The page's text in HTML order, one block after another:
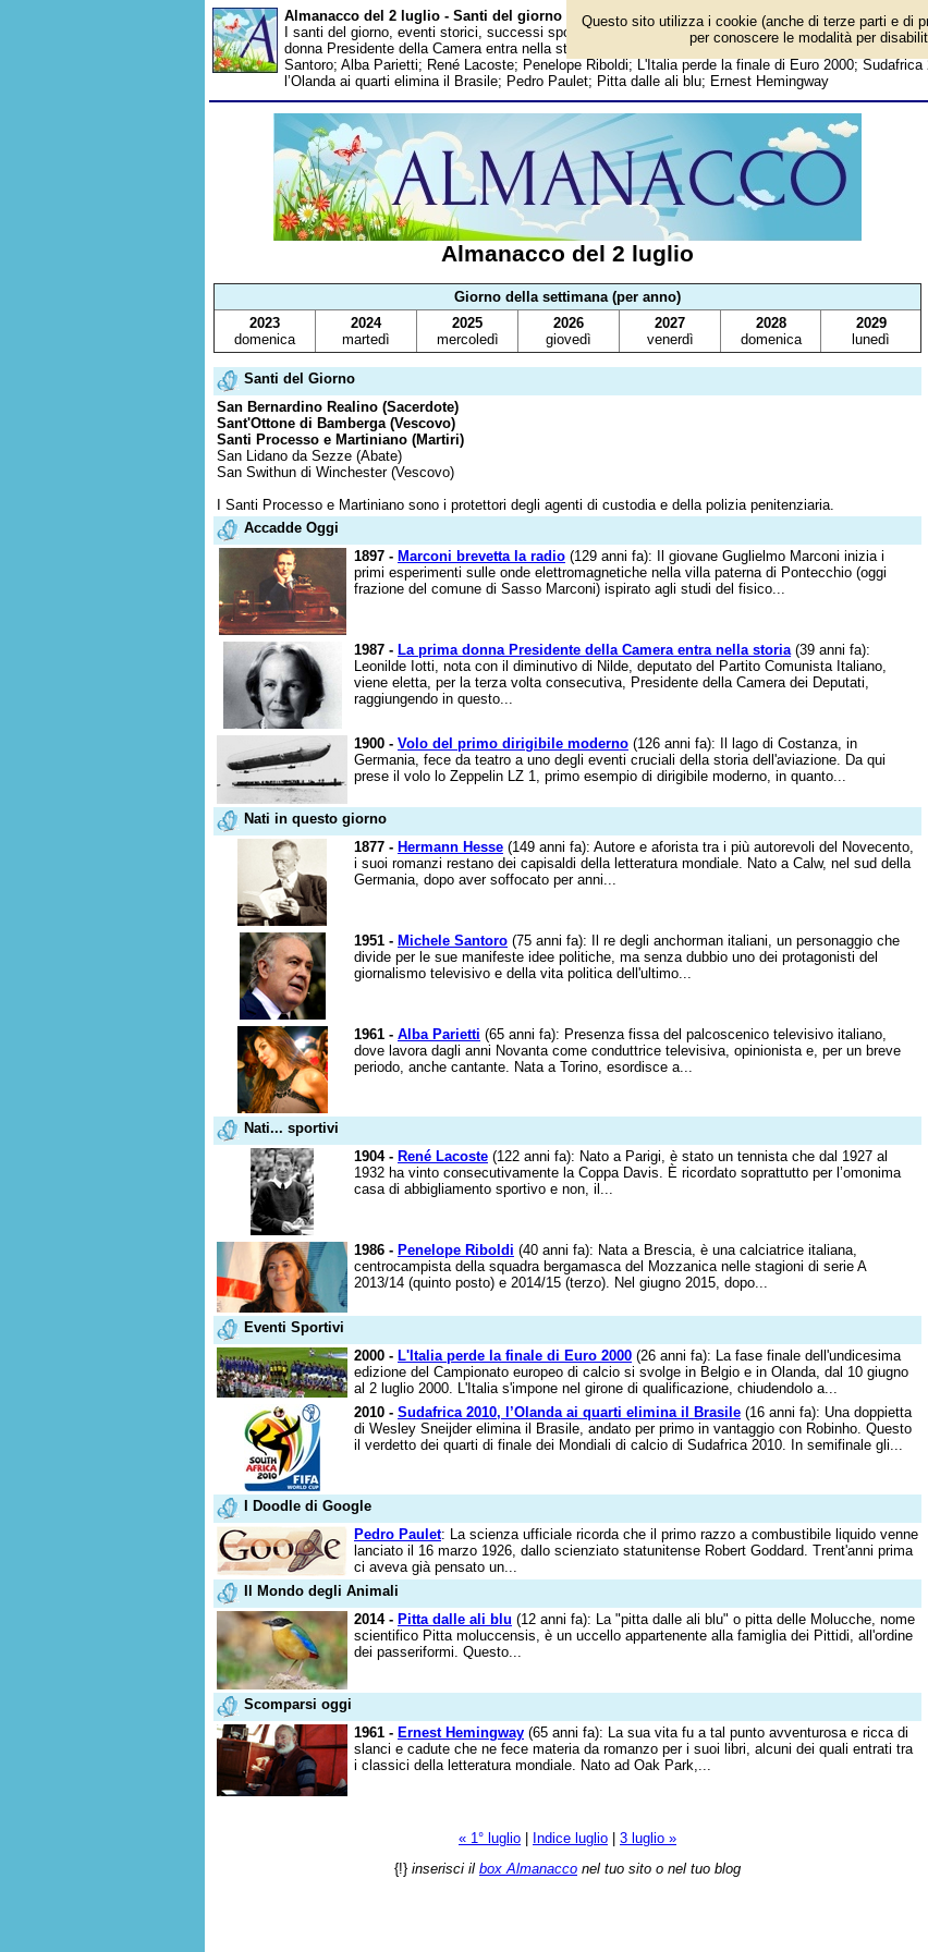
Almanacco del 2 luglio - Santi del giorno
I santi del giorno, eventi storici, successi sportivi, anniversari e curiosità: Marconi brevetta la radio;
donna Presidente della Camera entra nella storia; Volo del primo dirigibile moderno; Hermann Hesse;
Santoro; Alba Parietti; René Lacoste; Penelope Riboldi; L'Italia perde la finale di Euro 2000; Sudafrica
l’Olanda ai quarti elimina il Brasile; Pedro Paulet; Pitta dalle ali blu; Ernest Hemingway
Almanacco del 2 luglio
Giorno della settimana (per anno)
2023
domenica
2024
martedì
2025
mercoledì
2026
giovedì
2027
venerdì
2028
domenica
2029
lunedì
Santi del Giorno
San Bernardino Realino (Sacerdote)
Sant'Ottone di Bamberga (Vescovo)
Santi Processo e Martiniano (Martiri)
San Lidano da Sezze (Abate)
San Swithun di Winchester (Vescovo)
I Santi Processo e Martiniano sono i protettori degli agenti di custodia e della polizia penitenziaria.
Accadde Oggi
1897 - Marconi brevetta la radio (129 anni fa): Il giovane Guglielmo Marconi inizia i
primi esperimenti sulle onde elettromagnetiche nella villa paterna di Pontecchio (oggi
frazione del comune di Sasso Marconi) ispirato agli studi del fisico...
1987 - La prima donna Presidente della Camera entra nella storia(39 anni fa):
Leonilde Iotti, nota con il diminutivo di Nilde, deputato del Partito Comunista Italiano,
viene eletta, per la terza volta consecutiva, Presidente della Camera dei Deputati,
raggiungendo in questo...
1900 - Volo del primo dirigibile moderno (126 anni fa): Il lago di Costanza, in
Germania, fece da teatro a uno degli eventi cruciali della storia dell'aviazione. Da qui
prese il volo lo Zeppelin LZ 1, primo esempio di dirigibile moderno, in quanto...
Nati in questo giorno
1877 - Hermann Hesse (149 anni fa): Autore e aforista tra i più autorevoli del Novecento,
i suoi romanzi restano dei capisaldi della letteratura mondiale. Nato a Calw, nel sud della
Germania, dopo aver soffocato per anni...
1951 - Michele Santoro (75 anni fa): Il re degli anchorman italiani, un personaggio che
divide per le sue manifeste idee politiche, ma senza dubbio uno dei protagonisti del
giornalismo televisivo e della vita politica dell'ultimo...
1961 - Alba Parietti (65 anni fa): Presenza fissa del palcoscenico televisivo italiano,
dove lavora dagli anni Novanta come conduttrice televisiva, opinionista e, per un breve
periodo, anche cantante. Nata a Torino, esordisce a...
Nati... sportivi
1904 - René Lacoste (122 anni fa): Nato a Parigi, è stato un tennista che dal 1927 al
1932 ha vinto consecutivamente la Coppa Davis. È ricordato soprattutto per l’omonima
casa di abbigliamento sportivo e non, il...
1986 - Penelope Riboldi (40 anni fa): Nata a Brescia, è una calciatrice italiana,
centrocampista della squadra bergamasca del Mozzanica nelle stagioni di serie A
2013/14 (quinto posto) e 2014/15 (terzo). Nel giugno 2015, dopo...
Eventi Sportivi
2000 - L'Italia perde la finale di Euro 2000 (26 anni fa): La fase finale dell'undicesima
edizione del Campionato europeo di calcio si svolge in Belgio e in Olanda, dal 10 giugno
al 2 luglio 2000. L'Italia s'impone nel girone di qualificazione, chiudendolo a...
2010 - Sudafrica 2010, l’Olanda ai quarti elimina il Brasile (16 anni fa): Una doppietta
di Wesley Sneijder elimina il Brasile, andato per primo in vantaggio con Robinho. Questo
il verdetto dei quarti di finale dei Mondiali di calcio di Sudafrica 2010. In semifinale gli...
I Doodle di Google
Pedro Paulet: La scienza ufficiale ricorda che il primo razzo a combustibile liquido venne
lanciato il 16 marzo 1926, dallo scienziato statunitense Robert Goddard. Trent'anni prima
ci aveva già pensato un...
Il Mondo degli Animali
2014 - Pitta dalle ali blu (12 anni fa): La "pitta dalle ali blu" o pitta delle Molucche, nome
scientifico Pitta moluccensis, è un uccello appartenente alla famiglia dei Pittidi, all'ordine
dei passeriformi. Questo...
Scomparsi oggi
1961 - Ernest Hemingway (65 anni fa): La sua vita fu a tal punto avventurosa e ricca di
slanci e cadute che ne fece materia da romanzo per i suoi libri, alcuni dei quali entrati tra
i classici della letteratura mondiale. Nato ad Oak Park,...
« 1° luglio Indice luglio
3 luglio »
{!} inserisci il box Almanacco nel tuo sito o nel tuo blog
Questo sito utilizza i cookie (anche di terze parti e di
per conoscere le modalità per